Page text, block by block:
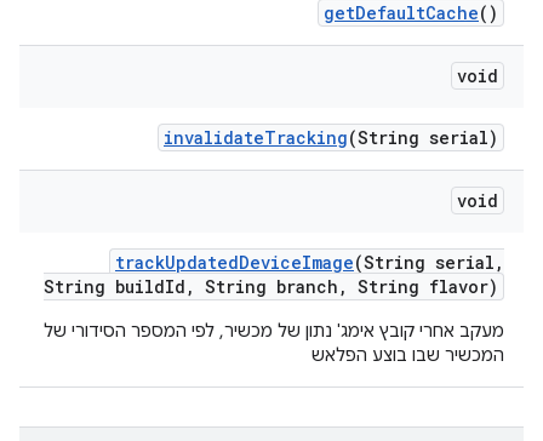
getDefaultCache()
void
invalidateTracking(String serial)
void
trackUpdatedDeviceImage(String serial ,
String buildId , String branch , String flavor)
מעקב אחרי קובץ אימג' נתון של מכשיר, לפי המספר הסידורי של
המכשיר שבו בוצע הפלאש